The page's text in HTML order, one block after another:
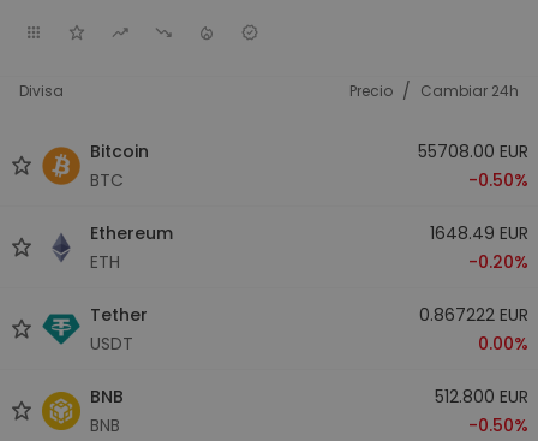
Divisa Precio / Cambiar 24h
Bitcoin
BTC
55708.00 EUR
-0.50%
Ethereum
ETH
1648.49 EUR
-0.20%
Tether
USDT
0.867222 EUR
0.00%
BNB
BNB
512.800 EUR
-0.50%